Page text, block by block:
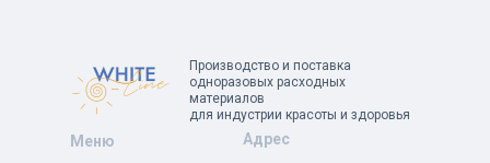
Производство и поставка
одноразовых расходных
материалов
для индустрии красоты и здоровья
Меню Адрес